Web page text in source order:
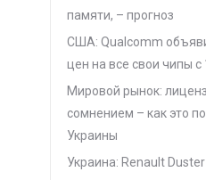
памяти, – прогноз
США: Qualcomm
цен на все свои чипы с
Мировой рынок:
сомнением – как это
Украины
Украина: Renault